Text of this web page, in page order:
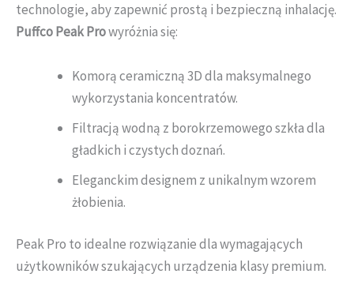
technologie, aby zapewnić prostą i bezpieczną inhalację.
Puffco Peak Prowyróżnia się:
Komorą ceramiczną 3D dla maksymalnego
wykorzystania koncentratów.
Filtracją wodną z borokrzemowego szkła dla
gładkich i czystych doznań.
Eleganckim designem z unikalnym wzorem
żłobienia.
Peak Pro to idealne rozwiązanie dla wymagających
użytkowników szukających urządzenia klasy premium.